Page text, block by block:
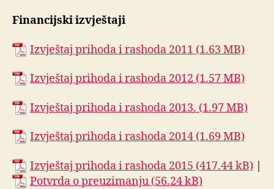
Financijski izvještaji
Izvještaj prihoda i rashoda 2011
Izvještaj prihoda i rashoda 2012
Izvještaj prihoda i rashoda 2013.
Izvještaj prihoda i rashoda 2014
Izvještaj prihoda i rashoda 2015
|
Potvrda o preuzimanju